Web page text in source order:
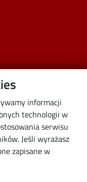
informacji
technologii w
serwisu
Jeśli wyrażasz
zapisane w